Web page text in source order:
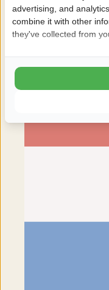
Hele fijne camping,
met wasbak is
waarmee dus de
Familie van der
advertising, and
combine it with other
they've collected from